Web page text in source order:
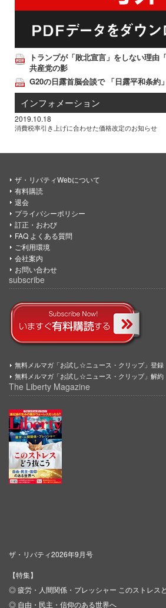
トランプが「敗北宣言」をしない理由
共産党の影
G20の日露首脳会談で 「日露平和条約
インフォメーション
2019.10.18
消費税率引き上げに合わせた価格改定のお知らせ
ザ・リバティWebについて
有料購読
退会
プライバシーポリシー
訂正・おわび
FAQ よくある質問
ご利用環境
会社案内
お問い合わせ
subscribe
無料メルマガ「お試し☆ニュース・クリップ」登録
無料メルマガ「お試し☆ニュース・クリップ」解約
The Liberty Magazine
ザ・リバティ2026年9月号
【特集】
◎ 疲労・人間関係・プレッシャー このストレス
◎ 自由・民主・信仰のある世界へ